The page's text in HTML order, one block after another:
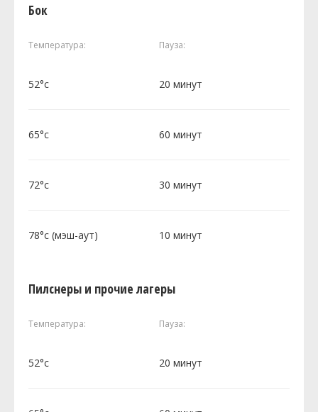
Бок
Температура: Пауза:
52°c 20 минут
65°c 60 минут
72°c 30 минут
78°c (мэш-аут) 10 минут
Пилснеры и прочие лагеры
Температура: Пауза:
52°c 20 минут